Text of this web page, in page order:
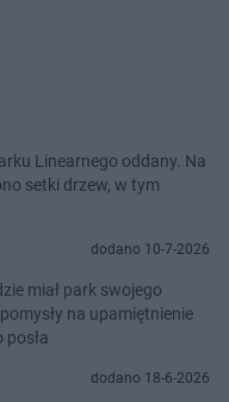
Linearnego oddany. Na
setki drzew, w tym
dodano 10-7-2026
miał park swojego
na upamiętnienie
posła
dodano 18-6-2026